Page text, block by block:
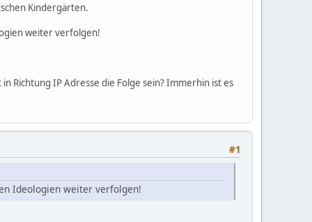
Kindergärten.
weiter verfolgen!
Richtung IP Adresse die Folge sein? Immerhin ist es
#1
Ideologien weiter verfolgen!